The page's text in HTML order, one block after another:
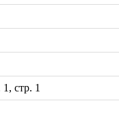
стр. 1